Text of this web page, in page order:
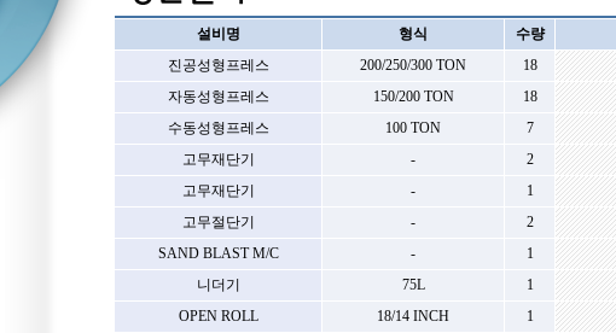
설비명 형식 수량
진공성형프레스
200/250/300 TON 18
자동성형프레스
150/200 TON 18
수동성형프레스
100 TON 7
고무재단기
- 2
고무재단기
- 1
고무절단기
- 2
SAND BLAST M/C
- 1
니더기
75L 1
OPEN ROLL
18/14 INCH 1